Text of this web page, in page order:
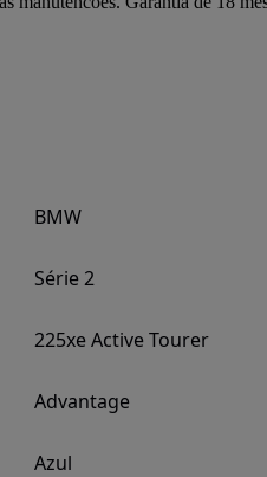
BMW
Série 2
225xe Active Tourer
Advantage
Azul